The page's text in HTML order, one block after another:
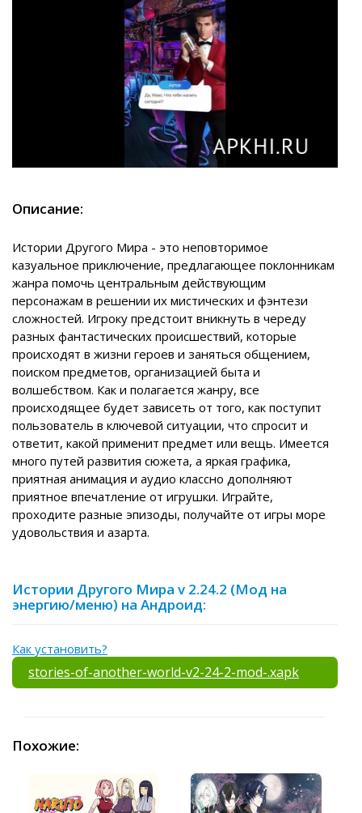
Описание:
Истории Другого Мира - это неповторимое
казуальное приключение, предлагающее поклонникам
жанра помочь центральным действующим
персонажам в решении их мистических и фэнтези
сложностей. Игроку предстоит вникнуть в череду
разных фантастических происшествий, которые
происходят в жизни героев и заняться общением,
поиском предметов, организацией быта и
волшебством. Как и полагается жанру, все
происходящее будет зависеть от того, как поступит
пользователь в ключевой ситуации, что спросит и
ответит, какой применит предмет или вещь. Имеется
много путей развития сюжета, а яркая графика,
приятная анимация и аудио классно дополняют
приятное впечатление от игрушки. Играйте,
проходите разные эпизоды, получайте от игры море
удовольствия и азарта.
Истории Другого Мира v 2.24.2 (Мод на
энергию/меню) на Андроид:
Как установить?
stories-of-another-world-v2-24-2-mod-.xapk
Похожие: